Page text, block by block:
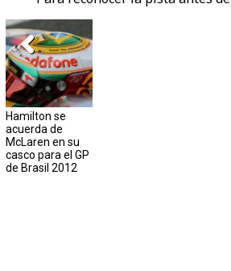
Hamilton se
acuerda de
McLaren en su
casco para el GP
de Brasil 2012